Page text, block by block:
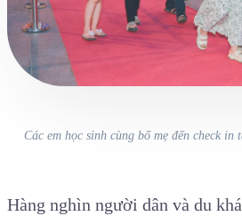
Các em học sinh cùng bố mẹ đến check
Hàng nghìn người dân và du